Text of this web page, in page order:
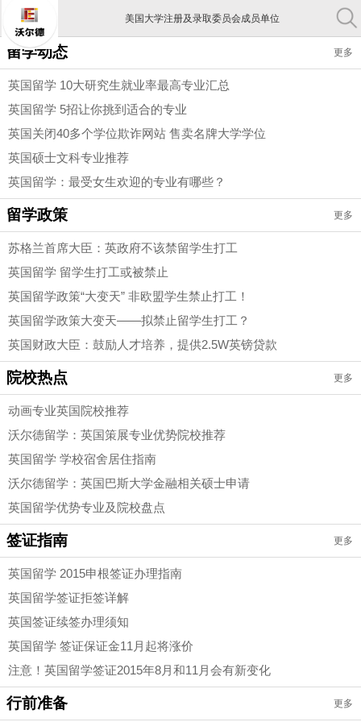
美国大学注册及录取委员会成员单位
中国留学行业协会常务理事单位
美国大学注册及录取委员会成员单位
留学动态 更多
英国留学 10大研究生就业率最高专业汇总
英国留学 5招让你挑到适合的专业
英国关闭40多个学位欺诈网站 售卖名牌大学学位
英国硕士文科专业推荐
英国留学：最受女生欢迎的专业有哪些？
留学政策 更多
苏格兰首席大臣：英政府不该禁留学生打工
英国留学 留学生打工或被禁止
英国留学政策“大变天” 非欧盟学生禁止打工！
英国留学政策大变天——拟禁止留学生打工？
英国财政大臣：鼓励人才培养，提供2.5W英镑贷款
院校热点 更多
动画专业英国院校推荐
沃尔德留学：英国策展专业优势院校推荐
英国留学 学校宿舍居住指南
沃尔德留学：英国巴斯大学金融相关硕士申请
英国留学优势专业及院校盘点
签证指南 更多
英国留学 2015申根签证办理指南
英国留学签证拒签详解
英国签证续签办理须知
英国留学 签证保证金11月起将涨价
注意！英国留学签证2015年8月和11月会有新变化
行前准备 更多